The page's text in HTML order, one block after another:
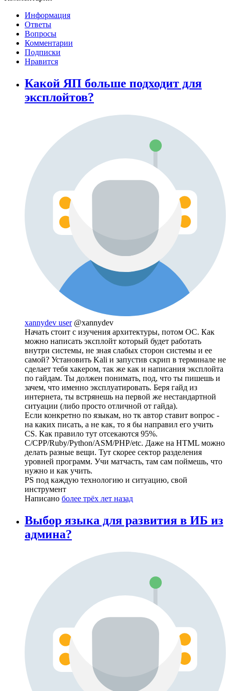
Информация
Ответы
Вопросы
Комментарии
Подписки
Нравится
Какой ЯП больше подходит для
эксплойтов?
xannydev user @xannydev
Начать стоит с изучения архитектуры, потом ОС. Как
можно написать эксплойт который будет работать
внутри системы, не зная слабых сторон системы и ее
самой? Установить Kali и запустив скрип в терминале не
сделает тебя хакером, так же как и написания эксплойта
по гайдам. Ты должен понимать, под, что ты пишешь и
зачем, что именно эксплуатировать. Беря гайд из
интернета, ты встрянешь на первой же нестандартной
ситуации (либо просто отличной от гайда).
Если конкретно по языкам, но тк автор ставит вопрос -
на каких писать, а не как, то я бы направил его учить
CS. Как правило тут отсекаются 95%.
С/CPP/Ruby/Python/ASM/PHP/etc. Даже на HTML можно
делать разные вещи. Тут скорее сектор разделения
уровней программ. Учи матчасть, там сам поймешь, что
нужно и как учить.
PS под каждую технологию и ситуацию, свой
инструмент
Написано более трёх лет назад
Выбор языка для развития в ИБ из
админа?